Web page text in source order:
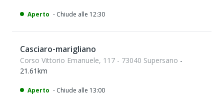
Aperto - Chiude alle 12:30
Casciaro-marigliano
Corso Vittorio Emanuele, 117 - 73040 Supersano -
21.61km
Aperto - Chiude alle 13:00